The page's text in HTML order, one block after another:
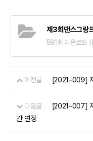
제3회댄스그랑
591회 다운로드
이전글 [2021-009]
다음글
[2021-007]
간 연장